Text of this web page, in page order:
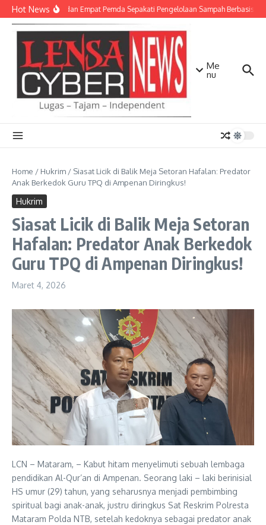
Lewati ke konten
Hot NewsTNI AD dan Empat Pemda Sepakati Pengelolaan Sampah Berbasis
Me
nu
Home / Hukrim / Siasat Licik di Balik Meja Setoran Hafalan: Predator
Anak Berkedok Guru TPQ di Ampenan Diringkus!
Hukrim
Siasat Licik di Balik Meja Setoran
Hafalan: Predator Anak Berkedok
Guru TPQ di Ampenan Diringkus!
Maret 4, 2026
LCN – Mataram, – Kabut hitam menyelimuti sebuah lembaga
pendidikan Al-Qur’an di Ampenan. Seorang laki – laki berinisial
HS umur (29) tahun, yang seharusnya menjadi pembimbing
spiritual bagi anak-anak, justru diringkus Sat Reskrim Polresta
Mataram Polda NTB, setelah kedoknya sebagai predator anak